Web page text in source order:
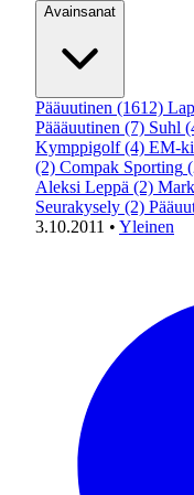
Avainsanat
Pääuutinen (1612)
Päääuutinen (7) Suhl
Kymppigolf (4) EM-
(2) Compak Sporting
Aleksi Leppä (2)
Seurakysely (2)
3.10.2011 • Yleinen